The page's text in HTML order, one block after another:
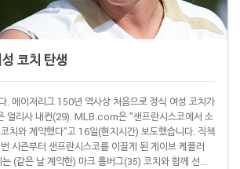
코치 탄생
. 메이저리그 150년 역사상 처음으로 정식 여성 코치가
얼리사 내컨(29). MLB.com은 "샌프란시스코에서 소
치와 계약했다"고 16일(현지시간) 보도했습니다. 직책
시즌부터 샌프란시스코를 이끌게 된 게이브 케플러
(같은 날 계약한) 마크 홀버그(35) 코치와 함께 선수